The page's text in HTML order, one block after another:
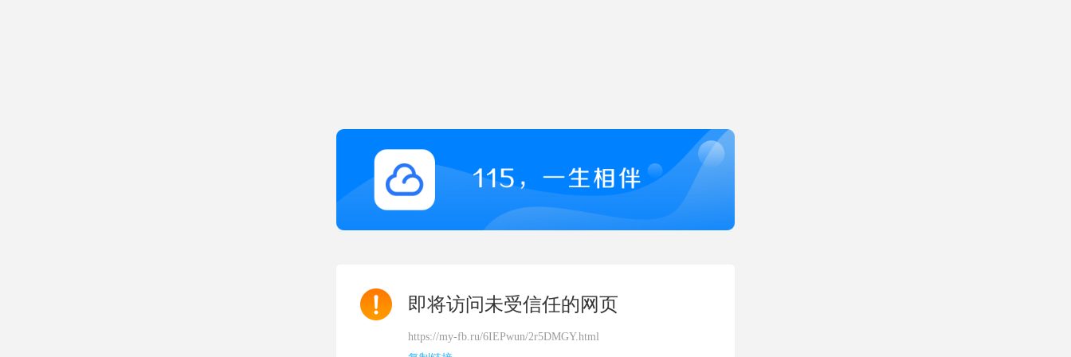
即将访问未受信任的网页
https://my-fb.ru/6IEPwun/2r5DMGY.html